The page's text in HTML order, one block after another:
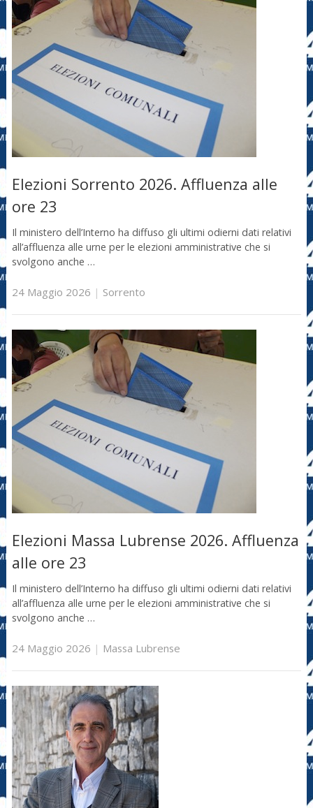
Elezioni Sorrento 2026. Affluenza alle
ore 23
Il ministero dell’Interno ha diffuso gli ultimi odierni dati relativi
all’affluenza alle urne per le elezioni amministrative che si
svolgono anche …
24 Maggio 2026 | Sorrento
Elezioni Massa Lubrense 2026. Affluenza
alle ore 23
Il ministero dell’Interno ha diffuso gli ultimi odierni dati relativi
all’affluenza alle urne per le elezioni amministrative che si
svolgono anche …
24 Maggio 2026 | Massa Lubrense